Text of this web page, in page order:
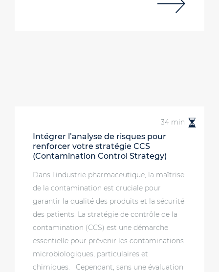
34 min
Intégrer l’analyse de risques pour
renforcer votre stratégie CCS
(Contamination Control Strategy)
Dans l’industrie pharmaceutique, la maîtrise
de la contamination est cruciale pour
garantir la qualité des produits et la sécurité
des patients. La stratégie de contrôle de la
contamination (CCS) est une démarche
essentielle pour prévenir les contaminations
microbiologiques, particulaires et
chimiques. Cependant, sans une évaluation